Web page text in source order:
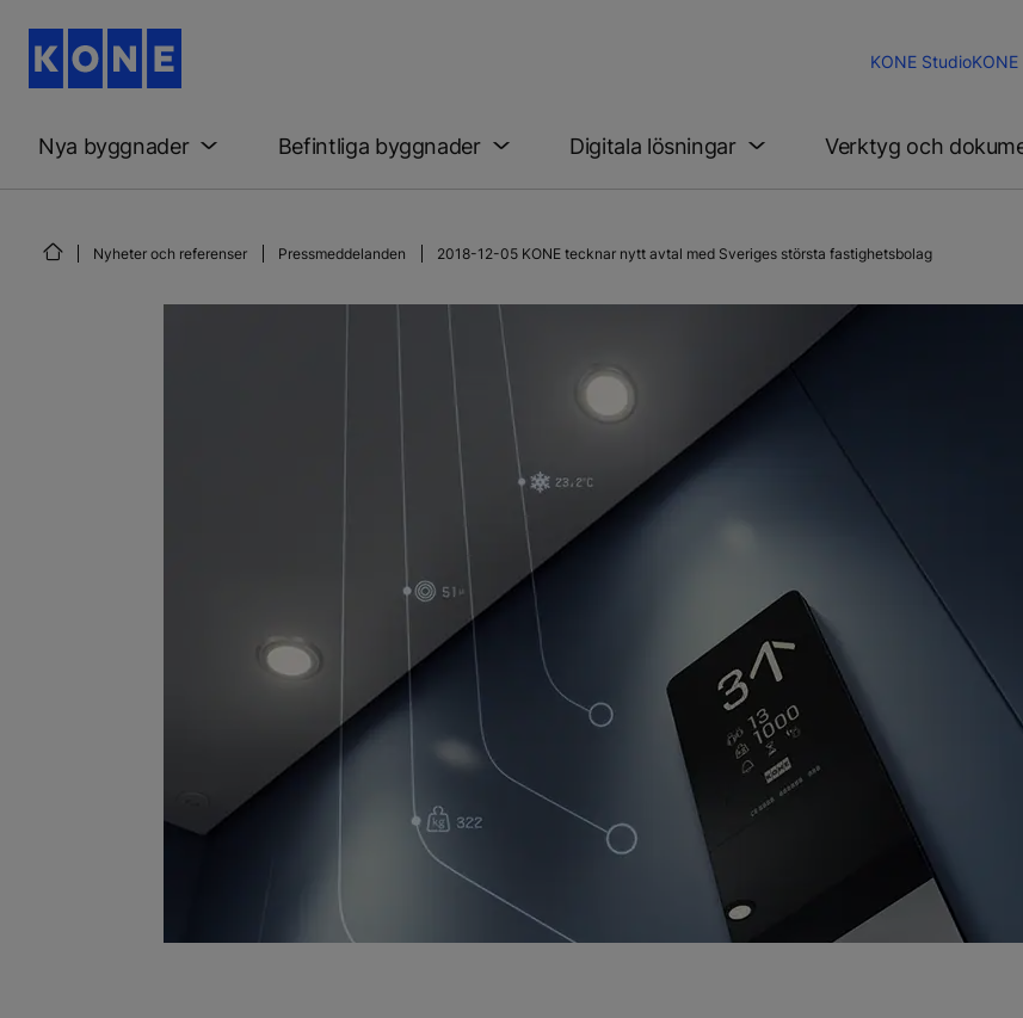
KONE Studio
Nya byggnader Befintliga byggnader Digitala lösningar Verktyg och
Nyheter och referenser Pressmeddelanden 2018-12-05 KONE tecknar nytt avtal med Sveriges största fastighetsbolag